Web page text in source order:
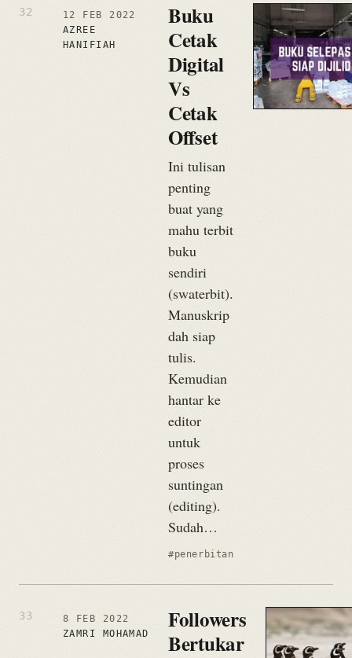
12 FEB 2022
AZREE
HANIFIAH
Buku
Cetak
Digital
Vs
Cetak
Offset
Ini tulisan
penting
buat yang
mahu terbit
buku
sendiri
(swaterbit).
Manuskrip
dah siap
tulis.
Kemudian
hantar ke
editor
untuk
proses
suntingan
(editing).
Sudah…
#penerbitan
8 FEB 2022
ZAMRI MOHAMAD
Followers
Bertukar